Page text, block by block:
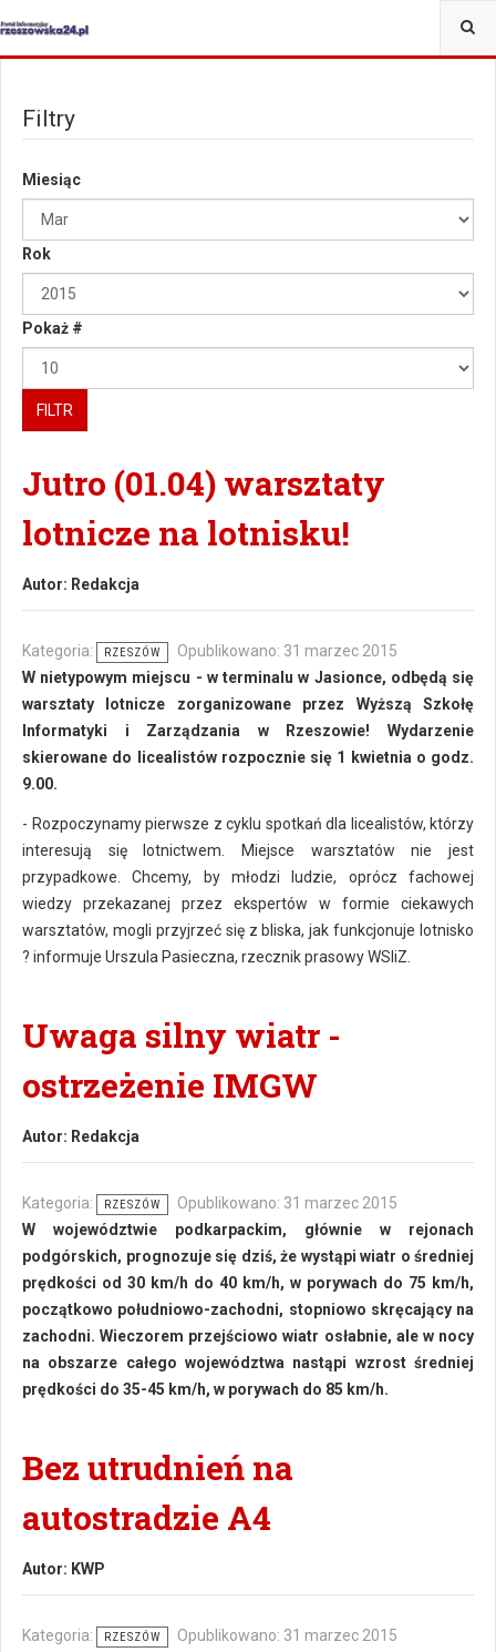
Filtry
Miesiąc
Rok
Pokaż #
FILTR
Jutro (01.04) warsztaty
lotnicze na lotnisku!
Autor: Redakcja
Kategoria: RZESZÓW
Opublikowano: 31 marzec 2015
W nietypowym miejscu - w terminalu w Jasionce, odbędą się
warsztaty lotnicze zorganizowane przez Wyższą Szkołę
Informatyki i Zarządzania w Rzeszowie! Wydarzenie
skierowane do licealistów rozpocznie się 1 kwietnia o godz.
9.00.
- Rozpoczynamy pierwsze z cyklu spotkań dla licealistów, którzy
interesują się lotnictwem. Miejsce warsztatów nie jest
przypadkowe. Chcemy, by młodzi ludzie, oprócz fachowej
wiedzy przekazanej przez ekspertów w formie ciekawych
warsztatów, mogli przyjrzeć się z bliska, jak funkcjonuje lotnisko
? informuje Urszula Pasieczna, rzecznik prasowy WSIiZ.
Uwaga silny wiatr -
ostrzeżenie IMGW
Autor: Redakcja
Kategoria: RZESZÓW
Opublikowano: 31 marzec 2015
W województwie podkarpackim, głównie w rejonach
podgórskich, prognozuje się dziś, że wystąpi wiatr o średniej
prędkości od 30 km/h do 40 km/h, w porywach do 75 km/h,
początkowo południowo-zachodni, stopniowo skręcający na
zachodni. Wieczorem przejściowo wiatr osłabnie, ale w nocy
na obszarze całego województwa nastąpi wzrost średniej
prędkości do 35-45 km/h, w porywach do 85 km/h.
Bez utrudnień na
autostradzie A4
Autor: KWP
Kategoria: RZESZÓW
Opublikowano: 31 marzec 2015